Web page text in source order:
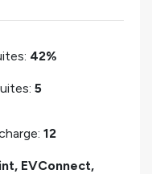
42%
5
12
EVConnect,